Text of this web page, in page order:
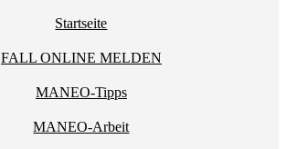
Startseite
FALL ONLINE MELDEN
MANEO-Tipps
MANEO-Arbeit